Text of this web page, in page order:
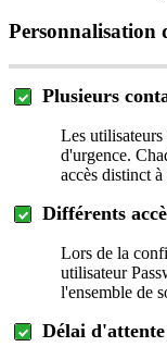
Personnalisation
Plusieurs
Les utilisateurs
d'urgence.
accès distinct à
Différents accè
Lors de la
utilisateur
l'ensemble de
Délai d'attente